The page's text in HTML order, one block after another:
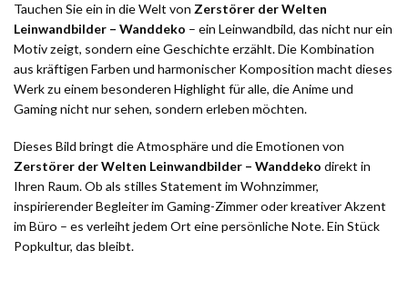
Tauchen Sie ein in die Welt von Zerstörer der Welten
Leinwandbilder – Wanddeko – ein Leinwandbild, das nicht nur ein
Motiv zeigt, sondern eine Geschichte erzählt. Die Kombination
aus kräftigen Farben und harmonischer Komposition macht dieses
Werk zu einem besonderen Highlight für alle, die Anime und
Gaming nicht nur sehen, sondern erleben möchten.
Dieses Bild bringt die Atmosphäre und die Emotionen von
Zerstörer der Welten Leinwandbilder – Wanddeko direkt in
Ihren Raum. Ob als stilles Statement im Wohnzimmer,
inspirierender Begleiter im Gaming-Zimmer oder kreativer Akzent
im Büro – es verleiht jedem Ort eine persönliche Note. Ein Stück
Popkultur, das bleibt.